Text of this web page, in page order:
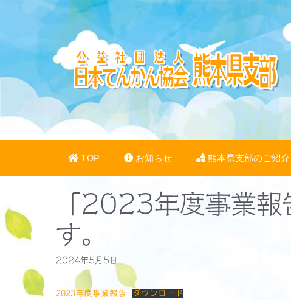
キ
プ
TOP お知らせ 熊本県支部のご紹介
「2023年度事業
す。
2024年5月5日
2023年度事業報告 ダウンロード